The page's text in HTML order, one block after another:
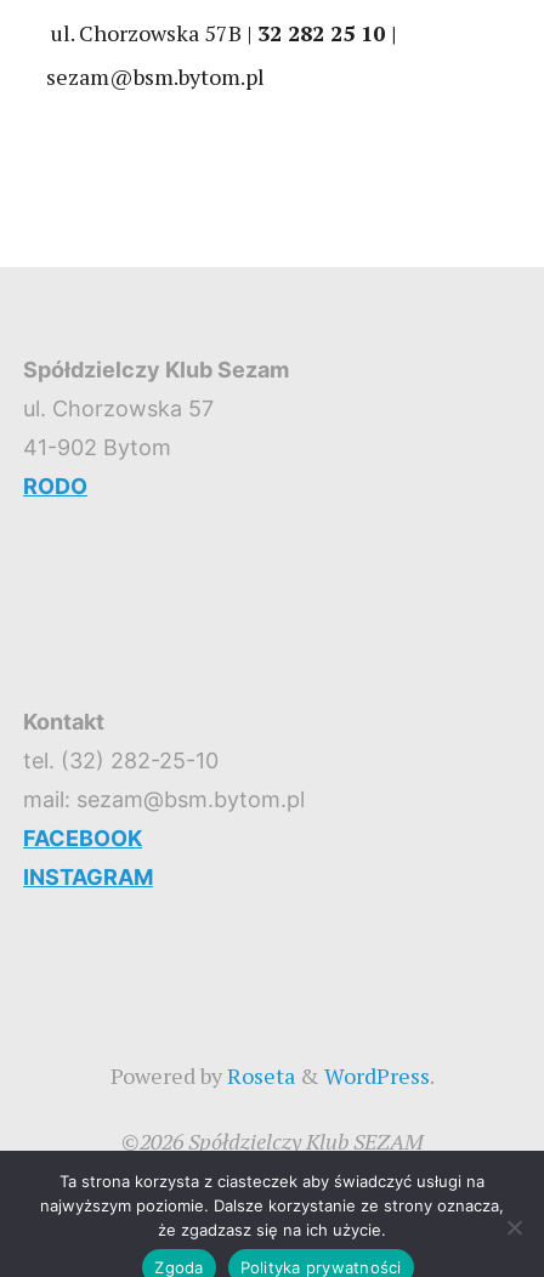
ul. Chorzowska 57B | 32 282 25 10 |
sezam@bsm.bytom.pl
Spółdzielczy Klub Sezam
ul. Chorzowska 57
41-902 Bytom
RODO
Kontakt
tel. (32) 282-25-10
mail: sezam@bsm.bytom.pl
FACEBOOK
INSTAGRAM
Powered byRoseta& WordPress.
©2026 Spółdzielczy Klub SEZAM
Ta strona korzysta z ciasteczek aby świadczyć usługi na
najwyższym poziomie. Dalsze korzystanie ze strony oznacza,
że zgadzasz się na ich użycie.
Zgoda
Polityka prywatności